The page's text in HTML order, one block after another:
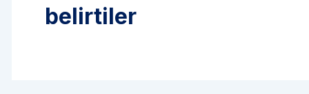
belirtiler